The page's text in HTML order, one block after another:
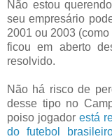
Não estou
seu empresário
2001 ou 2003
ficou em aberto
resolvido.
Não há risco de
desse tipo no
poiso jogador está
do futebol